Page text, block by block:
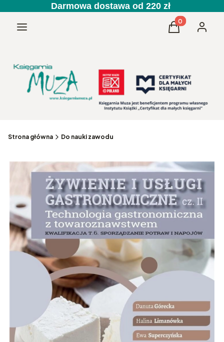
Darmowa dostawa od 220 zł
Menu Produkty w
Koszyk
Strona główna Do nauki zawodu